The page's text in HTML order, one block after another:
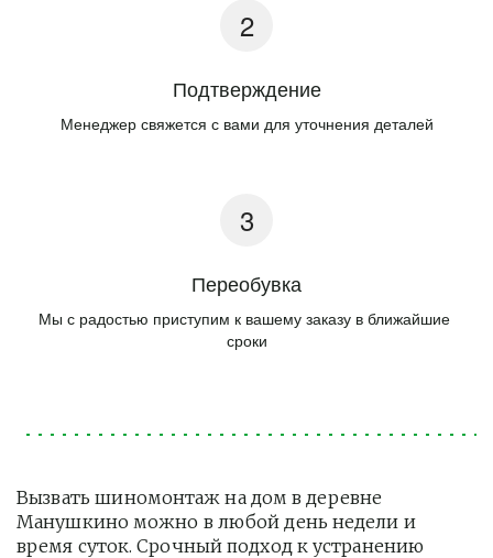
Подтверждение
Менеджер свяжется с вами для уточнения деталей
Переобувка
Мы с радостью приступим к вашему заказу в ближайшие
сроки
Вызвать шиномонтаж на дом в деревне
Манушкино можно в любой день недели и
время суток. Срочный подход к устранению